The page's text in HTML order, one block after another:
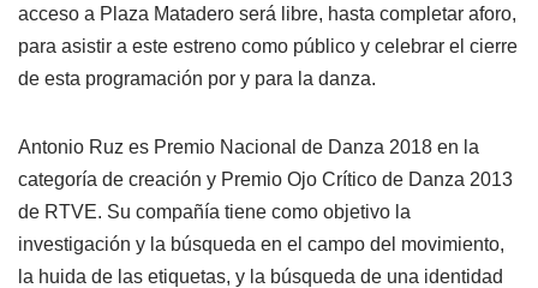
acceso a Plaza Matadero será libre, hasta completar aforo,
para asistir a este estreno como público y celebrar el cierre
de esta programación por y para la danza.
Antonio Ruz es Premio Nacional de Danza 2018 en la
categoría de creación y Premio Ojo Crítico de Danza 2013
de RTVE. Su compañía tiene como objetivo la
investigación y la búsqueda en el campo del movimiento,
la huida de las etiquetas, y la búsqueda de una identidad